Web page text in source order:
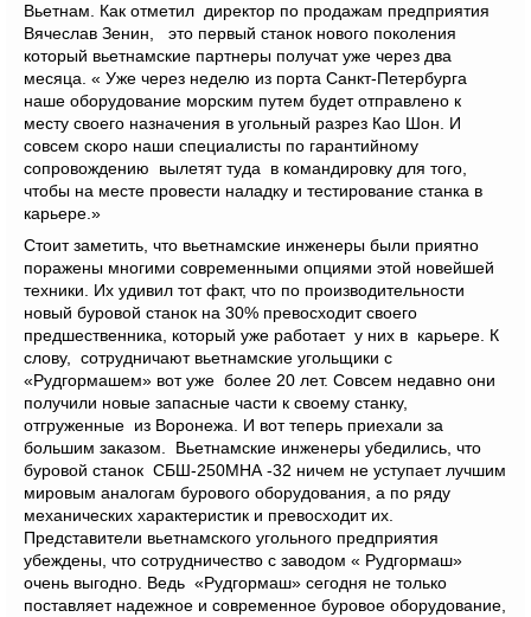
Вьетнам. Как отметил директор по продажам предприятия
Вячеслав Зенин, это первый станок нового поколения
который вьетнамские партнеры получат уже через два
месяца. « Уже через неделю из порта Санкт-Петербурга
наше оборудование морским путем будет отправлено к
месту своего назначения в угольный разрез Као Шон. И
совсем скоро наши специалисты по гарантийному
сопровождению вылетят туда в командировку для того,
чтобы на месте провести наладку и тестирование станка в
карьере.»
Стоит заметить, что вьетнамские инженеры были приятно
поражены многими современными опциями этой новейшей
техники. Их удивил тот факт, что по производительности
новый буровой станок на 30% превосходит своего
предшественника, который уже работает у них в карьере. К
слову, сотрудничают вьетнамские угольщики с
«Рудгормашем» вот уже более 20 лет. Совсем недавно они
получили новые запасные части к своему станку,
отгруженные из Воронежа. И вот теперь приехали за
большим заказом. Вьетнамские инженеры убедились, что
буровой станок СБШ-250МНА -32 ничем не уступает лучшим
мировым аналогам бурового оборудования, а по ряду
механических характеристик и превосходит их.
Представители вьетнамского угольного предприятия
убеждены, что сотрудничество с заводом « Рудгормаш»
очень выгодно. Ведь «Рудгормаш» сегодня не только
поставляет надежное и современное буровое оборудование,